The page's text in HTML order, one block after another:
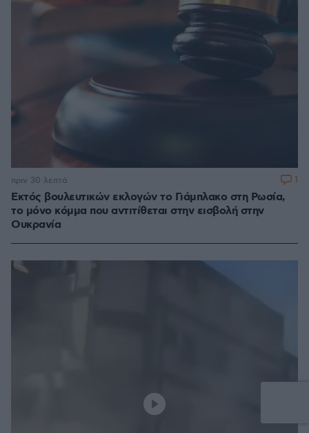
Εκτός βουλευτικών εκλογών το Γιάμπλακο στη Ρωσία,
το μόνο κόμμα που αντιτίθεται στην εισβολή στην
Ουκρανία
πριν 30 λεπτά 1